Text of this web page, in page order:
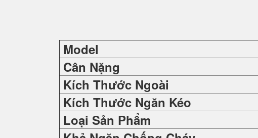
Model
Cân Nặng
Kích Thước Ngoài
Kích Thước Ngăn Kéo
Loại Sản Phẩm